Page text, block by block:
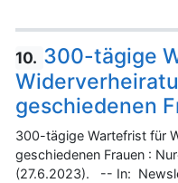
10. 300-tägige
geschiedenen
300-tägige Wartefrist für
geschiedenen Frauen :
(27.6.2023). -- In: